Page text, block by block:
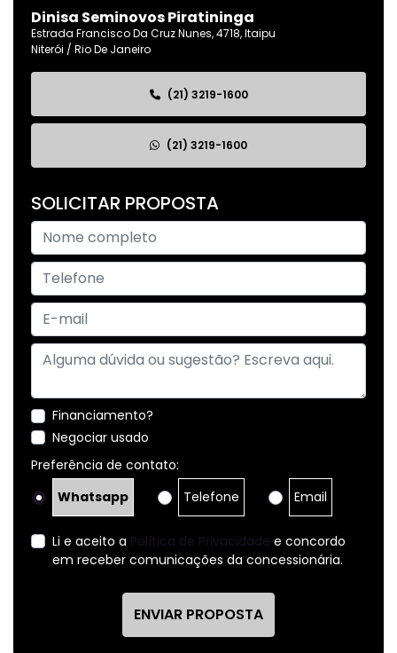
Dinisa Seminovos Piratininga
Estrada Francisco Da Cruz Nunes, 4718, Itaipu
Niterói / Rio De Janeiro
(21) 3219-1600
(21) 3219-1600
SOLICITAR PROPOSTA
Financiamento?
Negociar usado
Preferência de contato:
Whatsapp
Telefone Email
Li e aceito a Política de Privacidade e concordo
em receber comunicações da concessionária.
ENVIAR PROPOSTA